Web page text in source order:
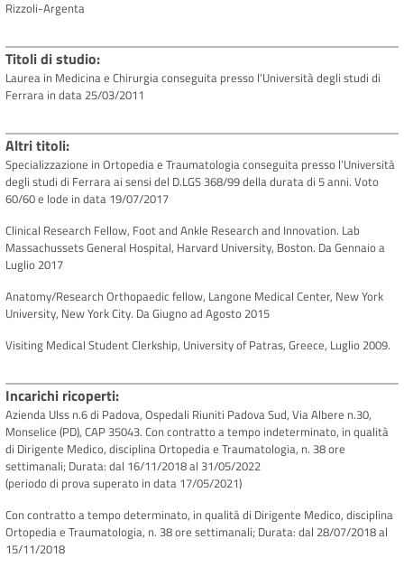
Rizzoli-Argenta
Titoli di studio
Laurea in Medicina e Chirurgia conseguita presso l’Università degli studi di
Ferrara in data 25/03/2011
Altri titoli
Specializzazione in Ortopedia e Traumatologia conseguita presso l’Università
degli studi di Ferrara ai sensi del D.LGS 368/99 della durata di 5 anni. Voto
60/60 e lode in data 19/07/2017
Clinical Research Fellow, Foot and Ankle Research and Innovation. Lab
Massachussets General Hospital, Harvard University, Boston. Da Gennaio a
Luglio 2017
Anatomy/Research Orthopaedic fellow, Langone Medical Center, New York
University, New York City. Da Giugno ad Agosto 2015
Visiting Medical Student Clerkship, University of Patras, Greece, Luglio 2009.
Incarichi ricoperti
Azienda Ulss n.6 di Padova, Ospedali Riuniti Padova Sud, Via Albere n.30,
Monselice (PD), CAP 35043. Con contratto a tempo indeterminato, in qualità
di Dirigente Medico, disciplina Ortopedia e Traumatologia, n. 38 ore
settimanali; Durata: dal 16/11/2018 al 31/05/2022
(periodo di prova superato in data 17/05/2021)
Con contratto a tempo determinato, in qualità di Dirigente Medico, disciplina
Ortopedia e Traumatologia, n. 38 ore settimanali; Durata: dal 28/07/2018 al
15/11/2018